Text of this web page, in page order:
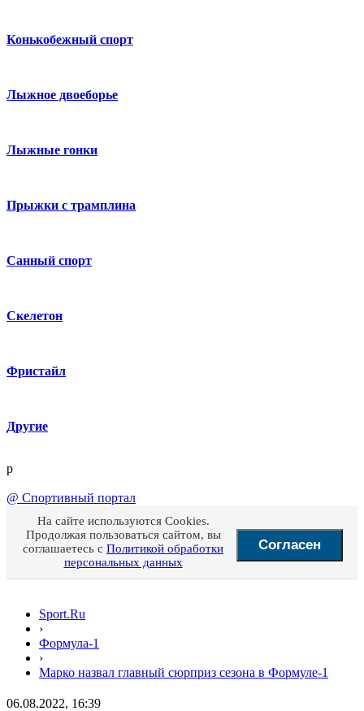
Конькобежный спорт
Лыжное двоеборье
Лыжные гонки
Прыжки с трамплина
Санный спорт
Скелетон
Фристайл
Другие
p
@ Спортивный портал
На сайте используются Cookies.
Продолжая пользоваться сайтом, вы
соглашаетесь с Политикой обработки
персональных данных
Согласен
Sport.Ru
›
Формула-1
›
Марко назвал главный сюрприз сезона в Формуле-1
06.08.2022, 16:39